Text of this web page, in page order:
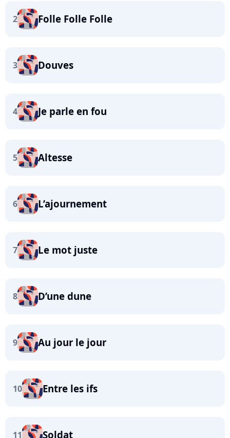
2 Folle Folle Folle
3 Douves
4 Je parle en fou
5 Altesse
6 L’ajournement
7 Le mot juste
8 D’une dune
9 Au jour le jour
10 Entre les ifs
11 Soldat